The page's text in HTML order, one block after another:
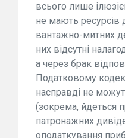
всього лише
не мають ресурсів
вантажно-митних
них відсутні
а через брак
Податковому
насправді не
(зокрема, йдеться
патронажних
оподаткування